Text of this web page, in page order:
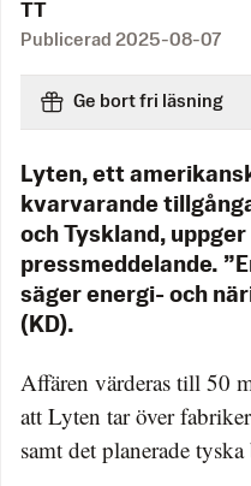
TT
Publicerad 2025-08-07
Ge bort fri läsning
Lyten, ett
kvarvarande
och Tyskland,
pressmeddelande.
säger energi- och
(KD).
Affären värderas till 50
att Lyten tar över
samt det planerade